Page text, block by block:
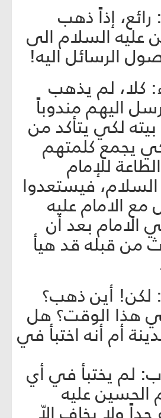
إذاً ذهب
عليه السلام الى
الرسائل اليه!
كلا، لم يذهب
اليهم مندوباً
لكي يتأكد من
يجمع كلمتهم
للإمام
فيستعدوا
مع الامام عليه
الامام بعد أن
من قبله قد هيأ
لكن! أين ذهب؟
هذا الوقت؟ هل
أم أنه اختبأ في
لم يختبأ في أي
الحسين عليه